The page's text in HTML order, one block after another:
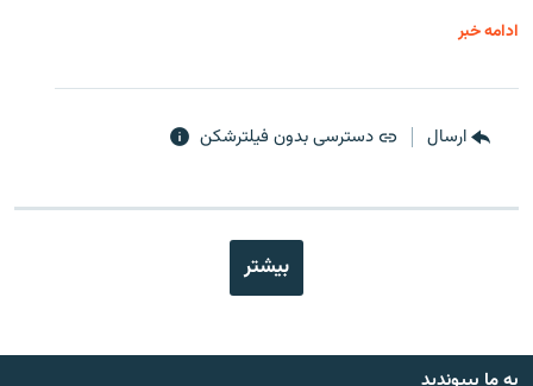
ادامه خبر
ارسال دسترسی بدون فیلترشکن
بیشتر